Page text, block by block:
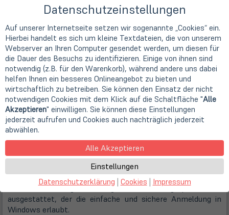
Das HP EliteBook 840 G3 wiegt nur 1,54 kg und das flache
Gehäuse des Notebooks besteht aus einer Magnesium
Legierung. Die Unterseite des Gerätes ist schwarz, der
Deckel, die Oberseite und der Rahmen der Tastatur haben
ein edles, silbernes Finish. Das große Keyboard des 840 G3
ist minimal vertieft eingelassen, spritzwassergeschützt
und verfügt über einen Ablauf, sollte es doch einmal zum
Unfall mit einer Kaffeetasse kommen. Oberhalb des
Keyboards liegt der große Lautsprecher des im EliteBook
verbauten Bang & Olufsen Sound Systems.
In der Handalbage des HP Notebooks liegt das großes Glas
Touchpad, dass am oberen und unteren Rand zwei
Maustasten hat. Das Touchpad ist präzise und kann durch
einfaches Doppeltippen auf einen kleinen Punkt in der
linken, oberen Ecke vorübergehend deaktiviert werden.
Einige Modelle des HP EliteBook 840 G3 sind mit einem, in
die Handablage integrierten, Fingerprintreader
ausgestattet, der die einfache und sichere Anmeldung in
Windows erlaubt.
Datenschutzeinstellungen
Auf unserer Internetseite setzen wir sogenannte „Cookies“ ein.
Hierbei handelt es sich um kleine Textdateien, die von unserem
Webserver an Ihren Computer gesendet werden, um diesen für
die Dauer des Besuchs zu identifizieren. Einige von ihnen sind
notwendig (z.B. für den Warenkorb), während andere uns dabei
helfen Ihnen ein besseres Onlineangebot zu bieten und
wirtschaftlich zu betreiben. Sie können den Einsatz der nicht
notwendigen Cookies mit dem Klick auf die Schaltfläche "Alle
Akzeptieren" einwilligen. Sie können diese Einstellungen
jederzeit aufrufen und Cookies auch nachträglich jederzeit
abwählen.
Alle Akzeptieren
Einstellungen
Datenschutzerklärung | Cookies | Impressum